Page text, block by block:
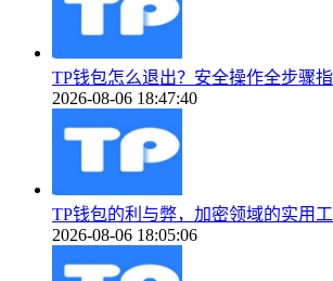
TP钱包怎么退出？安全操作全步骤
2026-08-06 18:47:40
TP钱包的利与弊，加密领域的实用
2026-08-06 18:05:06